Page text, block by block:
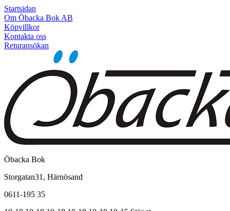
Startsidan
Om Öbacka Bok AB
Köpvillkor
Kontakta oss
Returansökan
Öbacka Bok
Storgatan31, Härnösand
0611-195 35